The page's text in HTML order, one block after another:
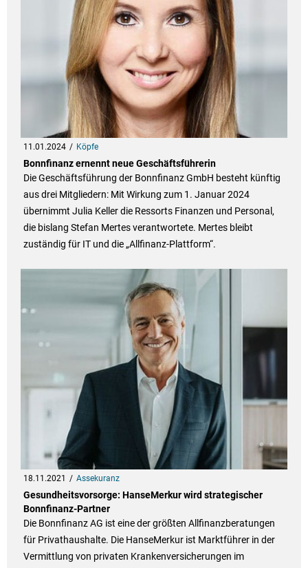
11.01.2024 Köpfe
Bonnfinanz ernennt neue Geschäftsführerin
Die Geschäftsführung der Bonnfinanz GmbH besteht künftig
aus drei Mitgliedern: Mit Wirkung zum 1. Januar 2024
übernimmt Julia Keller die Ressorts Finanzen und Personal,
die bislang Stefan Mertes verantwortete. Mertes bleibt
zuständig für IT und die „Allfinanz-Plattform“.
18.11.2021 Assekuranz
Gesundheitsvorsorge: HanseMerkur wird strategischer
Bonnfinanz-Partner
Die Bonnfinanz AG ist eine der größten Allfinanzberatungen
für Privathaushalte. Die HanseMerkur ist Marktführer in der
Vermittlung von privaten Krankenversicherungen im